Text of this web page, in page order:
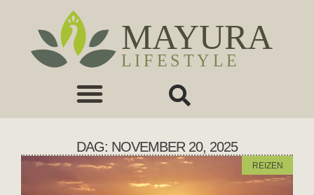
DAG: NOVEMBER 20, 2025
REIZEN